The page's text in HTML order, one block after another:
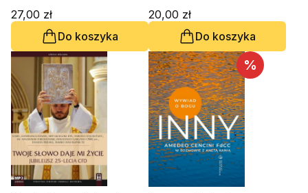
27,00 zł
Do koszyka
20,00 zł
Do koszyka
%